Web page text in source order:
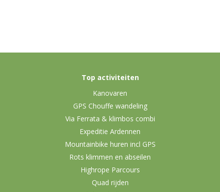
Top activiteiten
Kanovaren
GPS Chouffe wandeling
Via Ferrata & klimbos combi
Expeditie Ardennen
Mountainbike huren incl GPS
Rots klimmen en abseilen
Highrope Parcours
Quad rijden